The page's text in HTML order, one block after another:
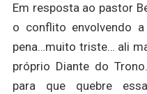
Em resposta ao pastor
o conflito envolvendo
pena…muito triste… ali
próprio Diante do
para que quebre